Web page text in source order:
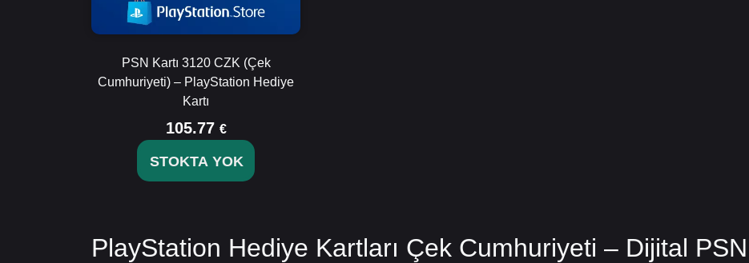
PSN Kartı 3120 CZK (Çek
Cumhuriyeti) – PlayStation Hediye
Kartı
105.77 €
STOKTA YOK
PlayStation Hediye Kartları Çek Cumhuriyeti – Dijital